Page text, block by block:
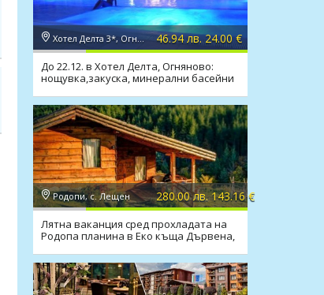
Хотел Делта 3*, Огняново 46.94 лв. 24.00 €
До 22.12. в Хотел Делта, Огняново:
нощувка,закуска, минерални басейни
Родопи, с. Лещен 280.00 лв. 143.16 €
Лятна ваканция сред прохладата на
Родопа планина в Еко къща Дървена,